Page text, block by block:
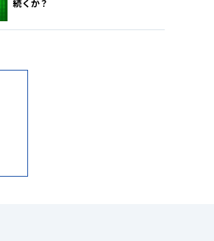
続くか？